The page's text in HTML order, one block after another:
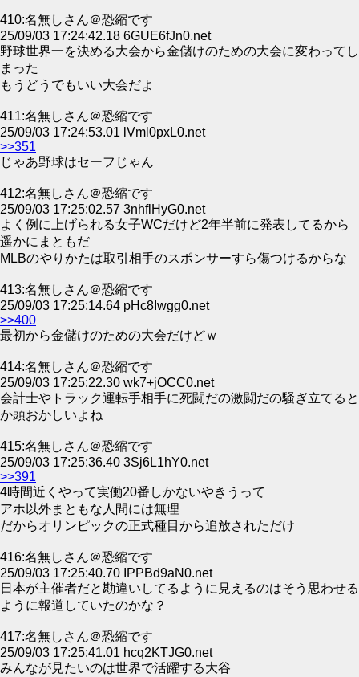
410:名無しさん＠恐縮です
25/09/03 17:24:42.18 6GUE6fJn0.net
野球世界一を決める大会から金儲けのための大会に変わってし
まった
もうどうでもいい大会だよ
411:名無しさん＠恐縮です
25/09/03 17:24:53.01 lVml0pxL0.net
>>351
じゃあ野球はセーフじゃん
412:名無しさん＠恐縮です
25/09/03 17:25:02.57 3nhflHyG0.net
よく例に上げられる女子WCだけど2年半前に発表してるから
遥かにまともだ
MLBのやりかたは取引相手のスポンサーすら傷つけるからな
413:名無しさん＠恐縮です
25/09/03 17:25:14.64 pHc8Iwgg0.net
>>400
最初から金儲けのための大会だけどｗ
414:名無しさん＠恐縮です
25/09/03 17:25:22.30 wk7+jOCC0.net
会計士やトラック運転手相手に死闘だの激闘だの騒ぎ立てると
か頭おかしいよね
415:名無しさん＠恐縮です
25/09/03 17:25:36.40 3Sj6L1hY0.net
>>391
4時間近くやって実働20番しかないやきうって
アホ以外まともな人間には無理
だからオリンピックの正式種目から追放されただけ
416:名無しさん＠恐縮です
25/09/03 17:25:40.70 IPPBd9aN0.net
日本が主催者だと勘違いしてるように見えるのはそう思わせる
ように報道していたのかな？
417:名無しさん＠恐縮です
25/09/03 17:25:41.01 hcq2KTJG0.net
みんなが見たいのは世界で活躍する大谷